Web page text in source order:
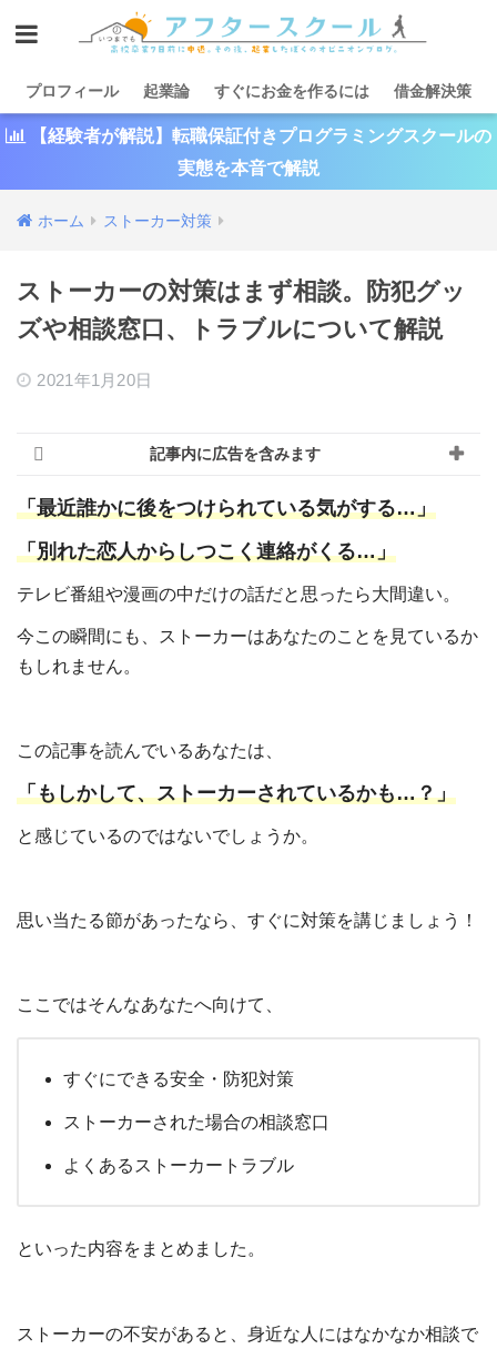
プロフィール 起業論 すぐにお金を作るには 借金解決策
【経験者が解説】転職保証付きプログラミングスクールの
実態を本音で解説
ホーム ストーカー対策
ストーカーの対策はまず相談。防犯グッ
ズや相談窓口、トラブルについて解説
2021年1月20日
記事内に広告を含みます
「最近誰かに後をつけられている気がする…」
「別れた恋人からしつこく連絡がくる…」
テレビ番組や漫画の中だけの話だと思ったら大間違い。
今この瞬間にも、ストーカーはあなたのことを見ているか
もしれません。
この記事を読んでいるあなたは、
「もしかして、ストーカーされているかも…？」
と感じているのではないでしょうか。
思い当たる節があったなら、すぐに対策を講じましょう！
ここではそんなあなたへ向けて、
すぐにできる安全・防犯対策
ストーカーされた場合の相談窓口
よくあるストーカートラブル
といった内容をまとめました。
ストーカーの不安があると、身近な人にはなかなか相談で